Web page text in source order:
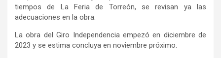
tiempos de La Feria de Torreón, se revisan ya las
adecuaciones en la obra.
La obra del Giro Independencia empezó en diciembre de
2023 y se estima concluya en noviembre próximo.